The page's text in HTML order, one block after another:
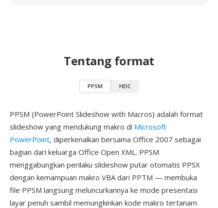
Tentang format
PPSM HEIC
PPSM (PowerPoint Slideshow with Macros) adalah format
slideshow yang mendukung makro di Microsoft
PowerPoint, diperkenalkan bersama Office 2007 sebagai
bagian dari keluarga Office Open XML. PPSM
menggabungkan perilaku slideshow putar otomatis PPSX
dengan kemampuan makro VBA dari PPTM — membuka
file PPSM langsung meluncurkannya ke mode presentasi
layar penuh sambil memungkinkan kode makro tertanam